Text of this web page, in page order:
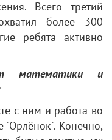
Всего третий
более 300
ребята активно
математики и
с ним и работа во
"Орлёнок". Конечно,